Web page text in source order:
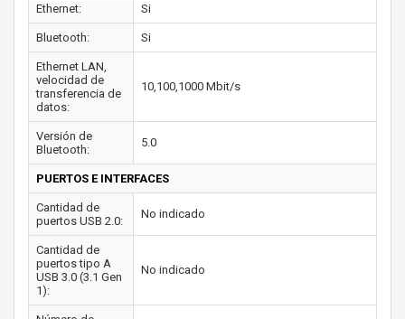
Ethernet: Si
Bluetooth: Si
Ethernet LAN,
velocidad de
transferencia de
datos:
10,100,1000 Mbit/s
Versión de
Bluetooth:
5.0
PUERTOS E INTERFACES
Cantidad de
puertos USB 2.0:
No indicado
Cantidad de
puertos tipo A
USB 3.0 (3.1 Gen
1):
No indicado